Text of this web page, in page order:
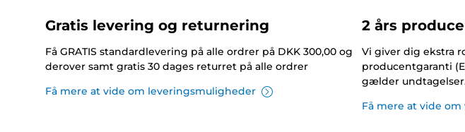
Gratis levering og returnering
Få GRATIS standardlevering på alle ordrer på DKK 300,00 og
derover samt gratis 30 dages returret på alle ordrer
Få mere at vide om leveringsmuligheder
2 års
Vi giver dig ekstra
producentgaranti
gælder
Få mere at vide om